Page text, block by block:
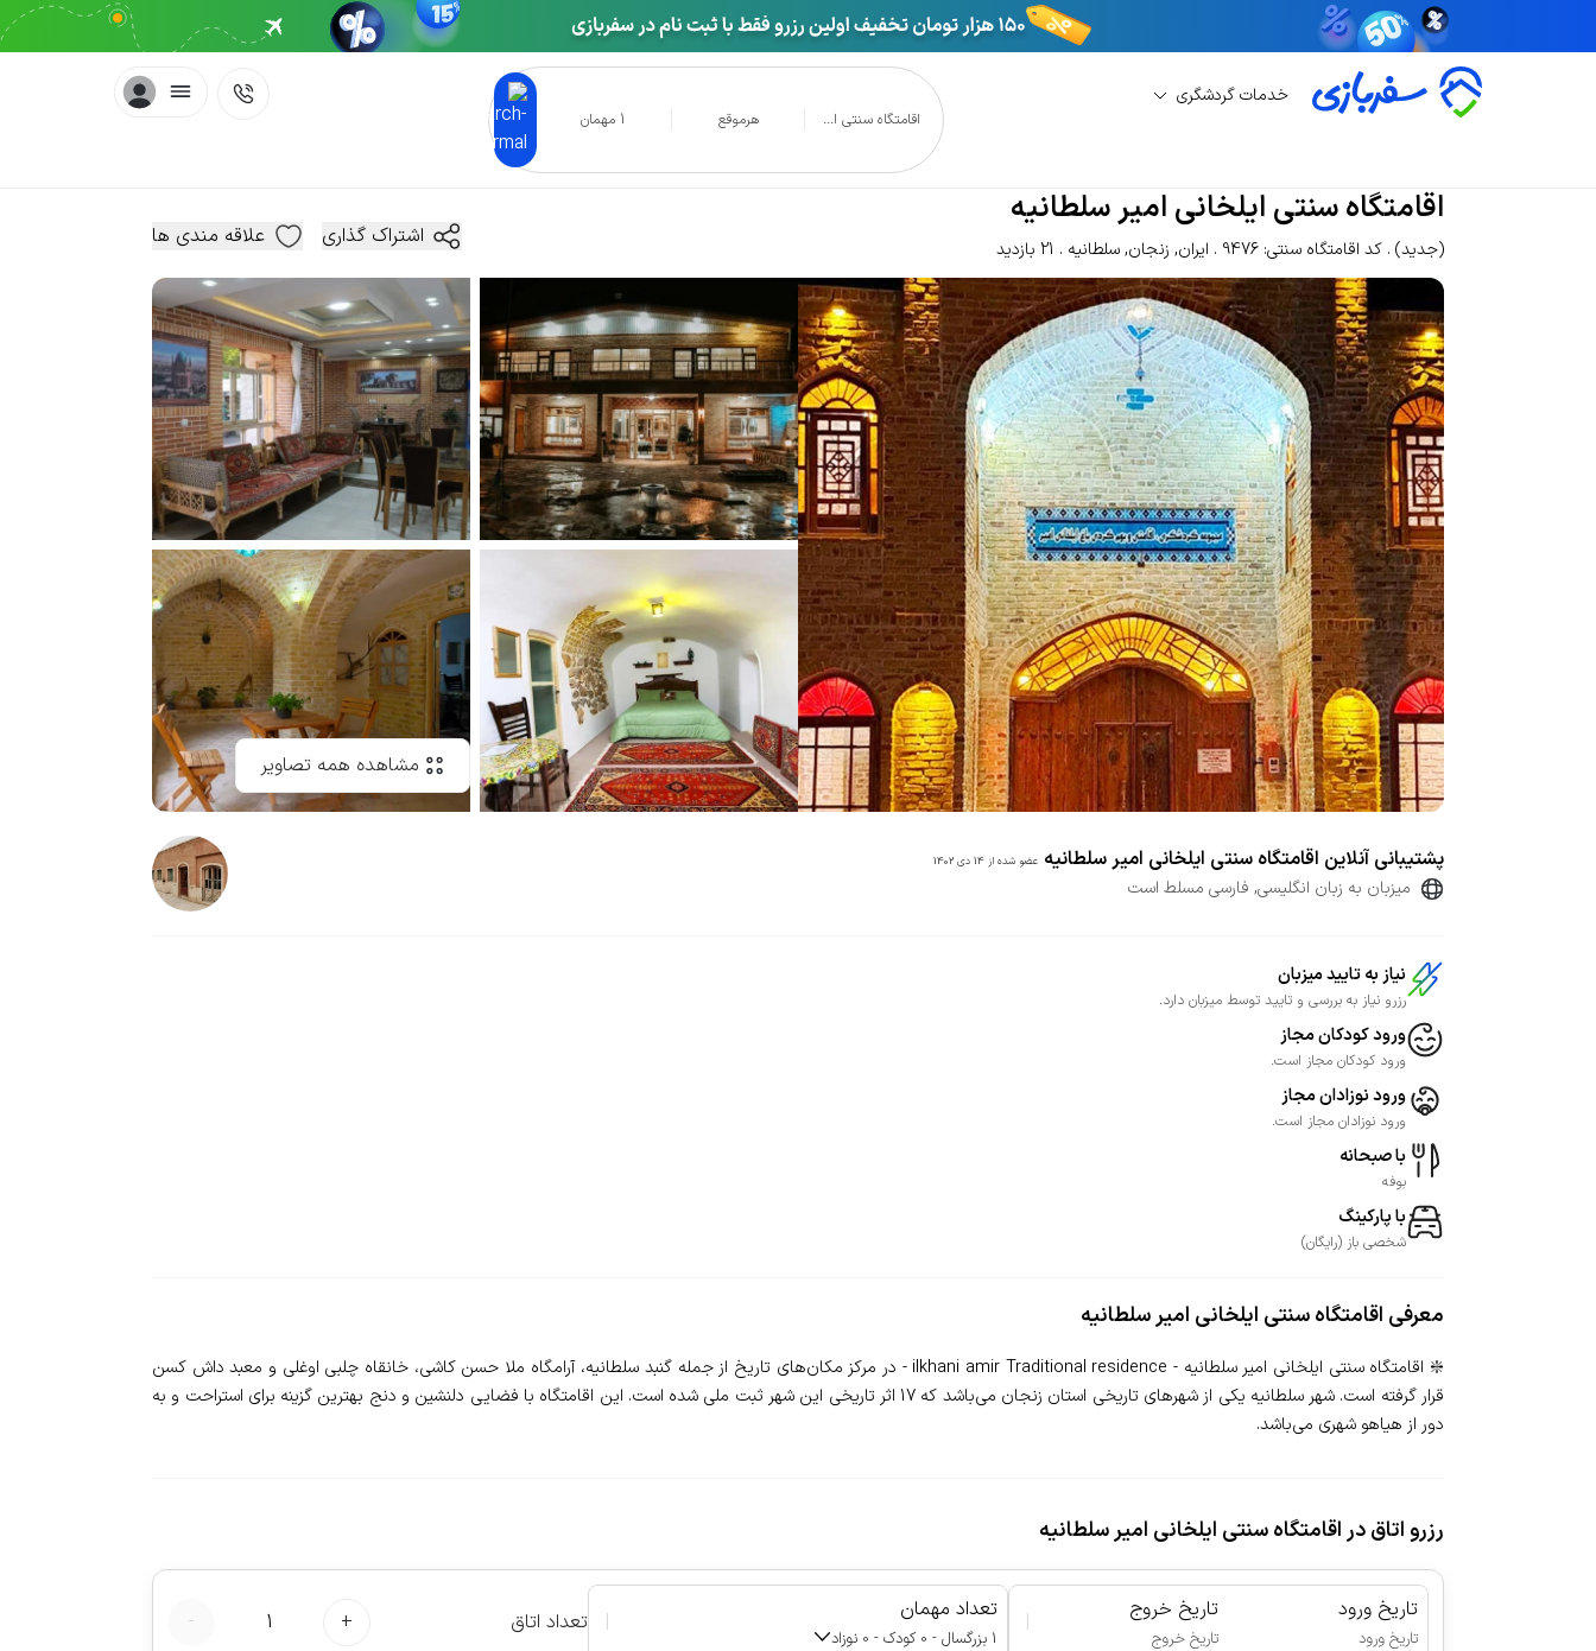
خدمات گردشگری
اقامتگاه سنتی ا... هرموقع 1 مهمان
اقامتگاه سنتی ایلخانی امیر سلطانیه
اقامتگاه سنتی ایلخانی امیر سلطانیه
(جدید) کد اقامتگاه سنتی: 9476 ایران, زنجان,سلطانیه 21 بازدید اشتراک گذاری علاقه مندی ها
مشاهده همه تصاویر
پشتیبانی آنلاین اقامتگاه سنتی ایلخانی امیر سلطانیه عضو شده از 14 دی 1402
میزبان به زبان انگلیسی, فارسی مسلط است
نیاز به تایید میزبان
رزرو نیاز به بررسی و تایید توسط میزبان دارد.
ورود کودکان مجاز
ورود کودکان مجاز است.
ورود نوزادان مجاز
ورود نوزادان مجاز است.
با صبحانه
بوفه
با پارکینگ
شخصی باز (رایگان)
معرفی اقامتگاه سنتی ایلخانی امیر سلطانیه
❇️ اقامتگاه سنتی ایلخانی امیر سلطانیه - ilkhani amir Traditional residence - در مرکز مکان‌های تاریخ از جمله گنبد سلطانیه، آرامگاه ملا حسن کاشی، خانقاه چلبی اوغلی و معبد داش کسن
قرار گرفته است. شهر سلطانیه یکی از شهرهای تاریخی استان زنجان می‌باشد که 17 اثر تاریخی این شهر ثبت ملی شده است. این اقامتگاه با فضایی دلنشین و دنج بهترین گزینه برای استراحت و به
دور از هیاهو شهری می‌باشد.
رزرو اتاق در اقامتگاه سنتی ایلخانی امیر سلطانیه
تاریخ ورود
تاریخ ورود
تاریخ خروج
تاریخ خروج
| تعداد مهمان
1 بزرگسال - 0 کودک - 0 نوزاد
| تعداد اتاق +
1
-